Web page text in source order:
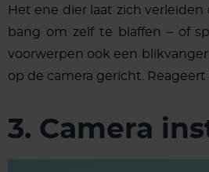
Het ene dier laat zich
bang om zelf te blaffen – of
voorwerpen ook een
op de camera gericht.
3. Camera